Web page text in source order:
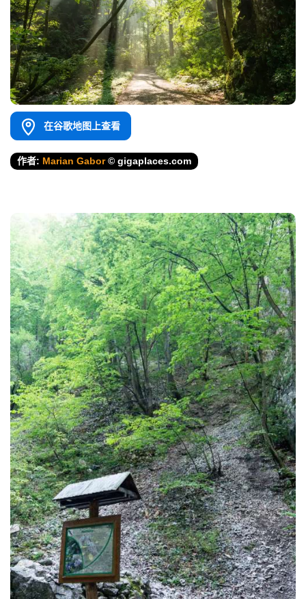
在谷歌地图上查看
作者: Marian Gabor© gigaplaces.com